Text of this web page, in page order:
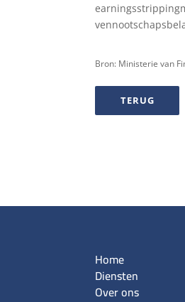
Bron: Ministerie van
TERUG
Home
Diensten
Over ons